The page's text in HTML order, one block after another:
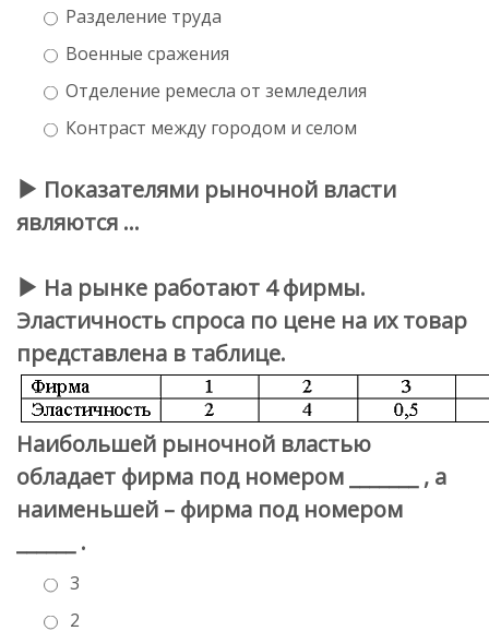
Разделение труда
Военные сражения
Отделение ремесла от земледелия
Контраст между городом и селом
Показателями рыночной власти
являются …
На рынке работают 4 фирмы.
Эластичность спроса по цене на их товар
представлена в таблице.
Наибольшей рыночной властью
обладает фирма под номером _______ , а
наименьшей – фирма под номером
______ .
3
2